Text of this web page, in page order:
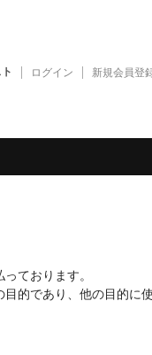
ログイン 新規会員登
ております。
的であり、他の目的に